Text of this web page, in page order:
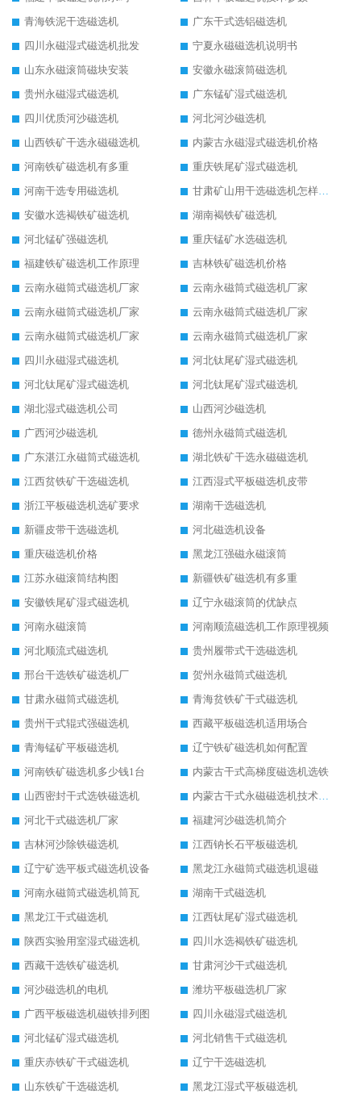
青海铁泥干选磁选机
广东干式选铝磁选机
四川永磁湿式磁选机批发
宁夏永磁磁选机说明书
山东永磁滚筒磁块安装
安徽永磁滚筒磁选机
贵州永磁湿式磁选机
广东锰矿湿式磁选机
四川优质河沙磁选机
河北河沙磁选机
山西铁矿干选永磁磁选机
内蒙古永磁湿式磁选机价格
河南铁矿磁选机有多重
重庆铁尾矿湿式磁选机
河南干选专用磁选机
甘肃矿山用干选磁选机怎样调磁
安徽水选褐铁矿磁选机
湖南褐铁矿磁选机
河北锰矿强磁选机
重庆锰矿水选磁选机
福建铁矿磁选机工作原理
吉林铁矿磁选机价格
云南永磁筒式磁选机厂家
云南永磁筒式磁选机厂家
云南永磁筒式磁选机厂家
云南永磁筒式磁选机厂家
云南永磁筒式磁选机厂家
云南永磁筒式磁选机厂家
四川永磁湿式磁选机
河北钛尾矿湿式磁选机
河北钛尾矿湿式磁选机
河北钛尾矿湿式磁选机
湖北湿式磁选机公司
山西河沙磁选机
广西河沙磁选机
德州永磁筒式磁选机
广东湛江永磁筒式磁选机
湖北铁矿干选永磁磁选机
江西贫铁矿干选磁选机
江西湿式平板磁选机皮带
浙江平板磁选机选矿要求
湖南干选磁选机
新疆皮带干选磁选机
河北磁选机设备
重庆磁选机价格
黑龙江强磁永磁滚筒
江苏永磁滚筒结构图
新疆铁矿磁选机有多重
安徽铁尾矿湿式磁选机
辽宁永磁滚筒的优缺点
河南永磁滚筒
河南顺流磁选机工作原理视频
河北顺流式磁选机
贵州履带式干选磁选机
邢台干选铁矿磁选机厂
贺州永磁筒式磁选机
甘肃永磁筒式磁选机
青海贫铁矿干式磁选机
贵州干式辊式强磁选机
西藏平板磁选机适用场合
青海锰矿平板磁选机
辽宁铁矿磁选机如何配置
河南铁矿磁选机多少钱1台
内蒙古干式高梯度磁选机选铁
山西密封干式选铁磁选机
内蒙古干式永磁磁选机技术要求
河北干式磁选机厂家
福建河沙磁选机简介
吉林河沙除铁磁选机
江西钠长石平板磁选机
辽宁矿选平板式磁选机设备
黑龙江永磁筒式磁选机退磁
河南永磁筒式磁选机筒瓦
湖南干式磁选机
黑龙江干式磁选机
江西钛尾矿湿式磁选机
陕西实验用室湿式磁选机
四川水选褐铁矿磁选机
西藏干选铁矿磁选机
甘肃河沙干式磁选机
河沙磁选机的电机
潍坊平板磁选机厂家
广西平板磁选机磁铁排列图
四川永磁湿式磁选机
河北锰矿湿式磁选机
河北销售干式磁选机
重庆赤铁矿干式磁选机
辽宁干选磁选机
山东铁矿干选磁选机
黑龙江湿式平板磁选机